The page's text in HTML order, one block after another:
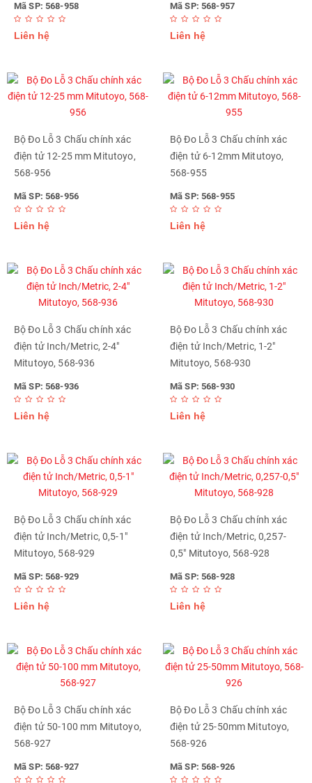
Mã SP: 568-958
Liên hệ
Mã SP: 568-957
Liên hệ
Bộ Đo Lỗ 3 Chấu chính xác
điện tử 12-25 mm Mitutoyo,
568-956
Mã SP: 568-956
Liên hệ
Bộ Đo Lỗ 3 Chấu chính xác
điện tử 6-12mm Mitutoyo,
568-955
Mã SP: 568-955
Liên hệ
Bộ Đo Lỗ 3 Chấu chính xác
điện tử Inch/Metric, 2-4"
Mitutoyo, 568-936
Mã SP: 568-936
Liên hệ
Bộ Đo Lỗ 3 Chấu chính xác
điện tử Inch/Metric, 1-2"
Mitutoyo, 568-930
Mã SP: 568-930
Liên hệ
Bộ Đo Lỗ 3 Chấu chính xác
điện tử Inch/Metric, 0,5-1"
Mitutoyo, 568-929
Mã SP: 568-929
Liên hệ
Bộ Đo Lỗ 3 Chấu chính xác
điện tử Inch/Metric, 0,257-
0,5" Mitutoyo, 568-928
Mã SP: 568-928
Liên hệ
Bộ Đo Lỗ 3 Chấu chính xác
điện tử 50-100 mm Mitutoyo,
568-927
Mã SP: 568-927
Bộ Đo Lỗ 3 Chấu chính xác
điện tử 25-50mm Mitutoyo,
568-926
Mã SP: 568-926